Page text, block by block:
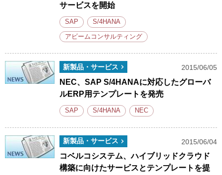
サービスを開始
SAP S/4HANA
アビームコンサルティング
新製品・サービス 2015/06/05
NEC、SAP S/4HANAに対応したグローバ
ルERP用テンプレートを発売
SAP S/4HANA NEC
新製品・サービス 2015/06/04
コベルコシステム、ハイブリッドクラウド
構築に向けたサービスとテンプレートを提